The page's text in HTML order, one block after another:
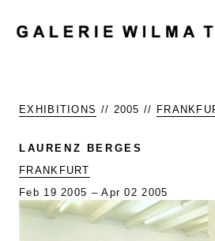
EXHIBITIONS // 2005 //
LAURENZ BERGES
FRANKFURT
Feb 19 2005 – Apr 02 2005